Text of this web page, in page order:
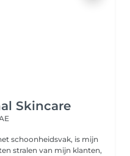
Skincare
schoonheidsvak, is mijn
stralen van mijn klanten,